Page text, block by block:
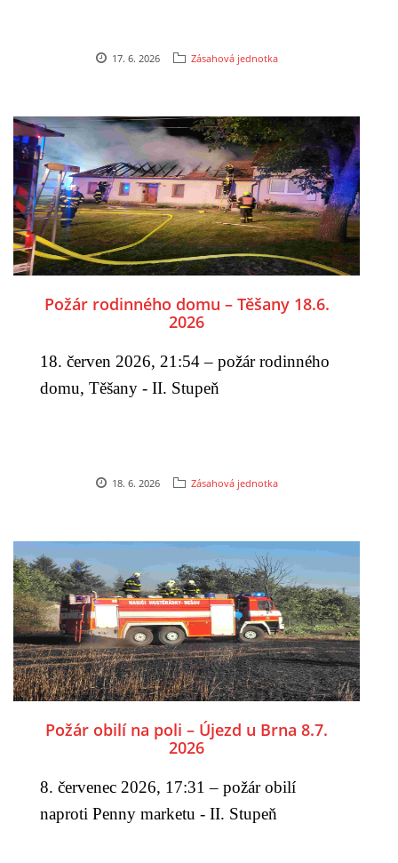
17. 6. 2026 Zásahová jednotka
Požár rodinného domu – Těšany 18.6.
2026
18. červen 2026, 21:54 – požár rodinného
domu, Těšany - II. Stupeň
18. 6. 2026 Zásahová jednotka
Požár obilí na poli – Újezd u Brna 8.7.
2026
8. červenec 2026, 17:31 – požár obilí
naproti Penny marketu - II. Stupeň